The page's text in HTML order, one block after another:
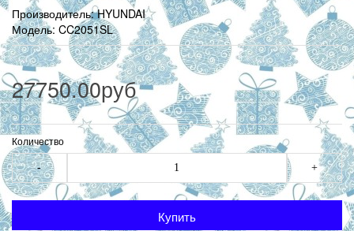
Производитель:HYUNDAI
Модель: CC2051SL
27750.00руб
Количество
- +
Купить